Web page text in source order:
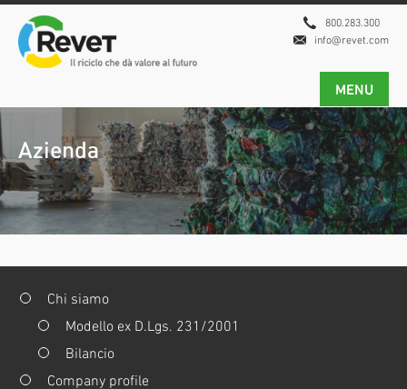
800.283.300
info@revet.com
MENU
Azienda
Chi siamo
Modello ex D.Lgs. 231/2001
Bilancio
Company profile